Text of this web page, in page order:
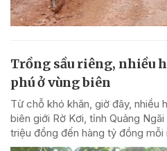
Trồng sầu riêng, nhiều
phú ở vùng biên
Từ chỗ khó khăn, giờ đây, nhiều
biên giới Rờ Kơi, tỉnh Quảng
triệu đồng đến hàng tỷ đồng